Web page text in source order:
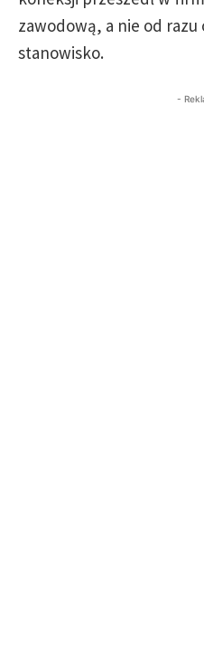
zawodową, a nie od razu
stanowisko.
-